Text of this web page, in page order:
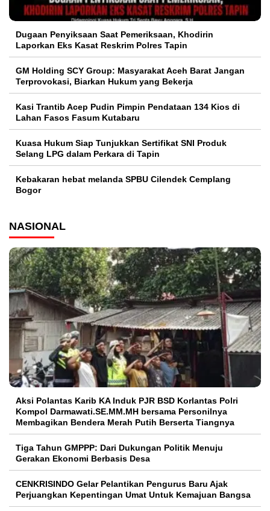
Dugaan Penyiksaan Saat Pemeriksaan, Khodirin
Laporkan Eks Kasat Reskrim Polres Tapin
GM Holding SCY Group: Masyarakat Aceh Barat Jangan
Terprovokasi, Biarkan Hukum yang Bekerja
Kasi Trantib Acep Pudin Pimpin Pendataan 134 Kios di
Lahan Fasos Fasum Kutabaru
Kuasa Hukum Siap Tunjukkan Sertifikat SNI Produk
Selang LPG dalam Perkara di Tapin
Kebakaran hebat melanda SPBU Cilendek Cemplang
Bogor
NASIONAL
Aksi Polantas Karib KA Induk PJR BSD Korlantas Polri
Kompol Darmawati.SE.MM.MH bersama Personilnya
Membagikan Bendera Merah Putih Berserta Tiangnya
Tiga Tahun GMPPP: Dari Dukungan Politik Menuju
Gerakan Ekonomi Berbasis Desa
CENKRISINDO Gelar Pelantikan Pengurus Baru Ajak
Perjuangkan Kepentingan Umat Untuk Kemajuan Bangsa